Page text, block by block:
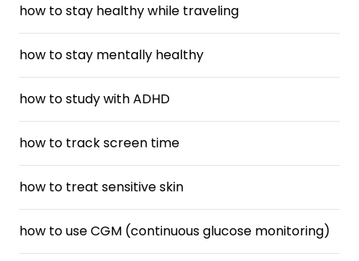
how to stay healthy while traveling
how to stay mentally healthy
how to study with ADHD
how to track screen time
how to treat sensitive skin
how to use CGM (continuous glucose monitoring)